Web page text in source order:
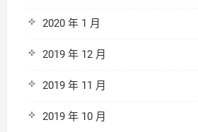
2020 年 1 月
2019 年 12 月
2019 年 11 月
2019 年 10 月